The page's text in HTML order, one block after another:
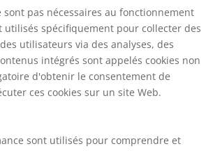
sont pas nécessaires au fonctionnement
utilisés spécifiquement pour collecter des
utilisateurs via des analyses, des
intégrés sont appelés cookies non
d'obtenir le consentement de
ces cookies sur un site Web.
sont utilisés pour comprendre et